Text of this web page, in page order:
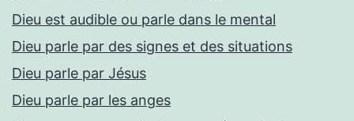
Dieu est audible ou parle dans le mental
Dieu parle par des signes et des situations
Dieu parle par Jésus
Dieu parle par les anges